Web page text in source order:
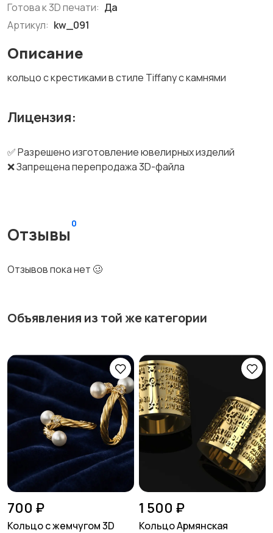
Готова к 3D печати: Да
Артикул: kw_091
Описание
кольцо с крестиками в стиле Tiffany с камнями
Лицензия:
✅ Разрешено изготовление ювелирных изделий
❌ Запрещена перепродажа 3D-файла
Отзывы
0
Отзывов пока нет 🥴
Объявления из той же категории
700 ₽
Кольцо с жемчугом 3D
1 500 ₽
Кольцо Армянская